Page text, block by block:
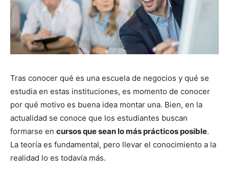
Tras conocer qué es una escuela de negocios y qué se
estudia en estas instituciones, es momento de conocer
por qué motivo es buena idea montar una. Bien, en la
actualidad se conoce que los estudiantes buscan
formarse en cursos que sean lo más prácticos posible.
La teoría es fundamental, pero llevar el conocimiento a la
realidad lo es todavía más.